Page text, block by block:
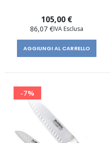
105,00 €
86,07 €
AGGIUNGI AL CARRELLO
-7%